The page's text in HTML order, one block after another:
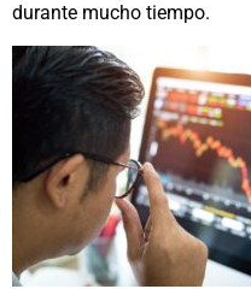
durante mucho tiempo.